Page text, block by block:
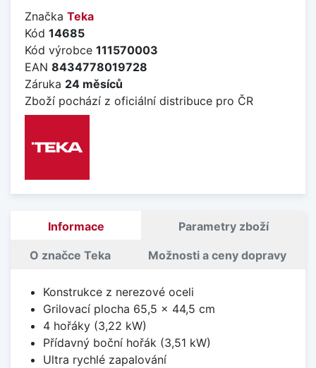
Značka Teka
Kód 14685
Kód výrobce 111570003
EAN 8434778019728
Záruka 24 měsíců
Zboží pochází z oficiální distribuce pro ČR
Informace Parametry zboží
O značce Teka Možnosti a ceny dopravy
Konstrukce z nerezové oceli
Grilovací plocha 65,5 x 44,5 cm
4 hořáky (3,22 kW)
Přídavný boční hořák (3,51 kW)
Ultra rychlé zapalování